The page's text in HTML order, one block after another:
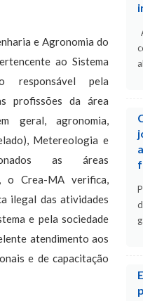
e Agronomia do
ao Sistema
responsável pela
profissões da área
geral, agronomia,
Metereologia e
as áreas
o Crea-MA verifica,
ilegal das atividades
e pela sociedade
atendimento aos
e de capacitação